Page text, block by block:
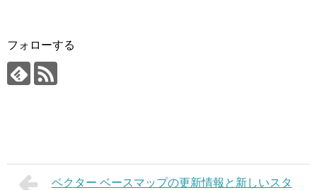
フォローする
ベクター ベースマップの更新情報と新しいスタ